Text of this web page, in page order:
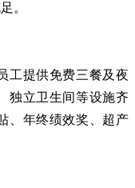
。
工提供免费三餐及夜
独立卫生间等设施齐
、年终绩效奖、超产